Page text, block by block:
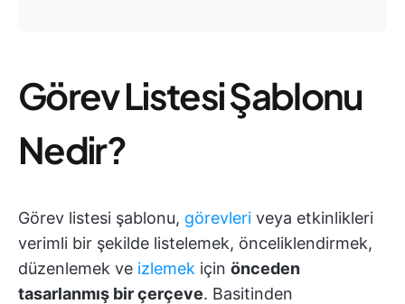
Görev Listesi Şablonu
Nedir?
Görev listesi şablonu, görevleri veya etkinlikleri
verimli bir şekilde listelemek, önceliklendirmek,
düzenlemek ve izlemek için önceden
tasarlanmış bir çerçeve. Basitinden